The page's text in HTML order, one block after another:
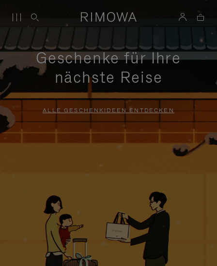
Geschenke für Ihre
nächste Reise
ALLE GESCHENKIDEEN ENTDECKEN